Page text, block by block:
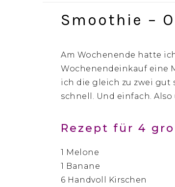
Smoothie –
Am Wochenende hatte
Wochenendeinkauf eine
ich die gleich zu zwei gut
schnell. Und einfach.
Rezept für 4
1 Melone
1 Banane
6 Handvoll Kirschen